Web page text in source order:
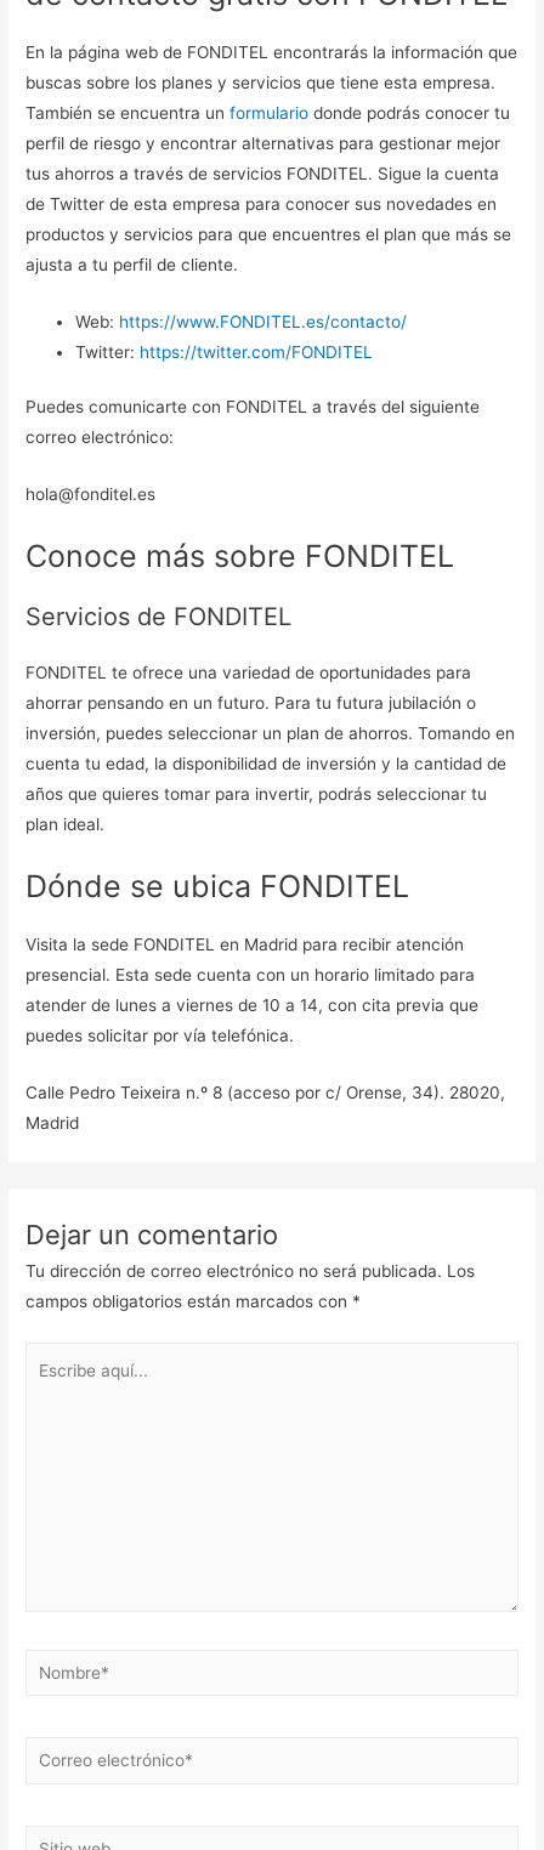
En la página web de FONDITEL encontrarás la información que
buscas sobre los planes y servicios que tiene esta empresa.
También se encuentra unformulario donde podrás conocer tu
perfil de riesgo y encontrar alternativas para gestionar mejor
tus ahorros a través de servicios FONDITEL. Sigue la cuenta
de Twitter de esta empresa para conocer sus novedades en
productos y servicios para que encuentres el plan que más se
ajusta a tu perfil de cliente.
Web: https://www.FONDITEL.es/contacto/
Twitter: https://twitter.com/FONDITEL
Puedes comunicarte con FONDITEL a través del siguiente
correo electrónico:
hola@fonditel.es
Conoce más sobre FONDITEL
Servicios de FONDITEL
FONDITEL te ofrece una variedad de oportunidades para
ahorrar pensando en un futuro. Para tu futura jubilación o
inversión, puedes seleccionar un plan de ahorros. Tomando en
cuenta tu edad, la disponibilidad de inversión y la cantidad de
años que quieres tomar para invertir, podrás seleccionar tu
plan ideal.
Dónde se ubica FONDITEL
Visita la sede FONDITEL en Madrid para recibir atención
presencial. Esta sede cuenta con un horario limitado para
atender de lunes a viernes de 10 a 14, con cita previa que
puedes solicitar por vía telefónica.
Calle Pedro Teixeira n.º 8 (acceso por c/ Orense, 34). 28020,
Madrid
Dejar un comentario
Tu dirección de correo electrónico no será publicada. Los
campos obligatorios están marcados con *
Nombre*
Correo
Sitio